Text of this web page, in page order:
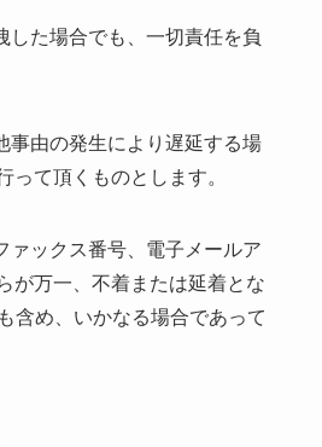
した場合でも、一切責任を負
事由の発生により遅延する場
て頂くものとします。
ァックス番号、電子メールア
が万一、不着または延着とな
含め、いかなる場合であって